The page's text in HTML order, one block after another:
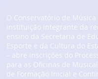
O Conservatório de Música
instituição integrante da
ensino da Secretaria de
Esporte e da Cultura do
– abre inscrições do
para as Oficinas de
de Formação Inicial e